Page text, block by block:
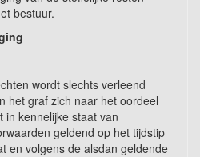
bestuur.
wordt slechts verleend
het graf zich naar het oordeel
in kennelijke staat van
geldend op het tijdstip
en volgens de alsdan geldende